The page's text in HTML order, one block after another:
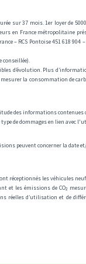
sur 37 mois. 1er loyer de
France métropolitaine
– RCS Pontoise 451 618
conseillée).
d’évolution. Plus
la consommation de
des informations
de dommages en lien
peuvent concerner la date
les véhicules
émissions de CO₂
réelles d’utilisation et de